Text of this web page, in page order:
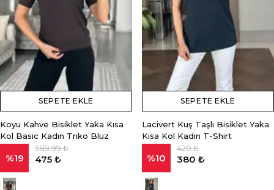
SEPETE EKLE
Koyu Kahve Bisiklet Yaka Kısa
Kol Basic Kadın Triko Bluz
%19
589.99 ₺
475 ₺
SEPETE EKLE
Lacivert Kuş Taşlı Bisiklet Yaka
Kısa Kol Kadın T-Shirt
%10
420 ₺
380 ₺